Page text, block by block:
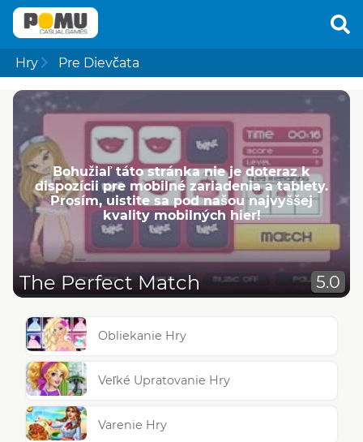
Hry Pre Dievčata
Bohužiaľ táto stránka nie je doteraz k
dispozícii pre mobilné zariadenia a tablety.
Prosím, uistite sa pod našou najvyššej
kvality mobilných hier!
The Perfect Match 5.0
Obliekanie Hry
Veľké Upratovanie Hry
Varenie Hry